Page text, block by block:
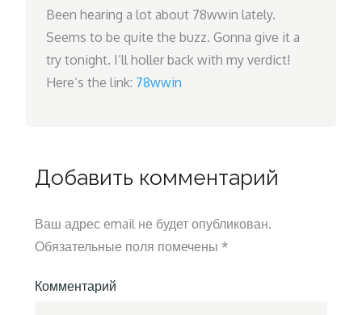
Been hearing a lot about 78wwin lately.
Seems to be quite the buzz. Gonna give it a
try tonight. I’ll holler back with my verdict!
Here’s the link: 78wwin
Добавить комментарий
Ваш адрес email не будет опубликован.
Обязательные поля помечены *
Комментарий